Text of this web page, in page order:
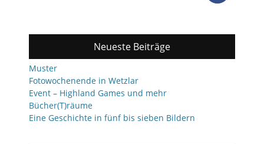
Neueste Beiträge
Muster
Fotowochenende in Wetzlar
Event – Highland Games und mehr
Bücher(T)räume
Eine Geschichte in fünf bis sieben Bildern